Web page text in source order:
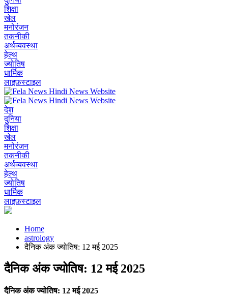
शिक्षा
खेल
मनोरंजन
तकनीकी
अर्थव्यवस्था
हेल्थ
ज्योतिष
धार्मिक
लाइफ़स्टाइल
देश
दुनिया
शिक्षा
खेल
मनोरंजन
तकनीकी
अर्थव्यवस्था
हेल्थ
ज्योतिष
धार्मिक
लाइफ़स्टाइल
Home
astrology
दैनिक अंक ज्योतिष: 12 मई 2025
दैनिक अंक ज्योतिष: 12 मई 2025
दैनिक अंक ज्योतिष: 12 मई 2025